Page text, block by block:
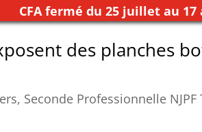
CFA fermé du 25 juillet au
des planches
, Seconde Professionnelle NJPF